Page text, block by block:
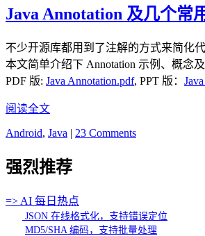
Java Annotation 及几个常
不少开源库都用到了注解的方式来简化
本文简单介绍下 Annotation 示例、概念
PDF 版: Java Annotation.pdf, PPT 版：
阅读全文
Android, Java | 23 Comments
强烈推荐
=> AI 每日热点
JSON 在线格式化，支持错误定位
MD5/SHA 编码，支持批量处理